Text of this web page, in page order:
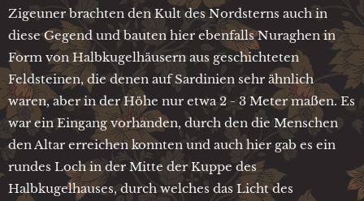
Zigeuner brachten den Kult des Nordsterns auch in
diese Gegend und bauten hier ebenfalls Nuraghen in
Form von Halbkugelhäusern aus geschichteten
Feldsteinen, die denen auf Sardinien sehr ähnlich
waren, aber in der Höhe nur etwa 2 - 3 Meter maßen. Es
war ein Eingang vorhanden, durch den die Menschen
den Altar erreichen konnten und auch hier gab es ein
rundes Loch in der Mitte der Kuppe des
Halbkugelhauses, durch welches das Licht des